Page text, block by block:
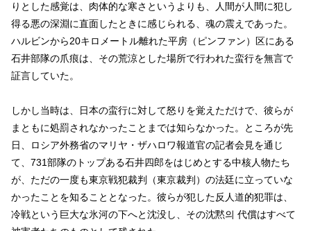
りとした感覚は、肉体的な寒さというよりも、人間が人間に犯し
得る悪の深淵に直面したときに感じられる、魂の震えであった。
ハルビンから20キロメートル離れた平房（ピンファン）区にある
石井部隊の爪痕は、その荒涼とした場所で行われた蛮行を無言で
証言していた。
しかし当時は、日本の蛮行に対して怒りを覚えただけで、彼らが
まともに処罰されなかったことまでは知らなかった。ところが先
日、ロシア外務省のマリヤ・ザハロワ報道官の記者会見を通じ
て、731部隊のトップある石井四郎をはじめとする中核人物たち
が、ただの一度も東京戦犯裁判（東京裁判）の法廷に立っていな
かったことを知ることとなった。彼らが犯した反人道的犯罪は、
冷戦という巨大な氷河の下へと沈没し、その沈黙의 代償はすべて